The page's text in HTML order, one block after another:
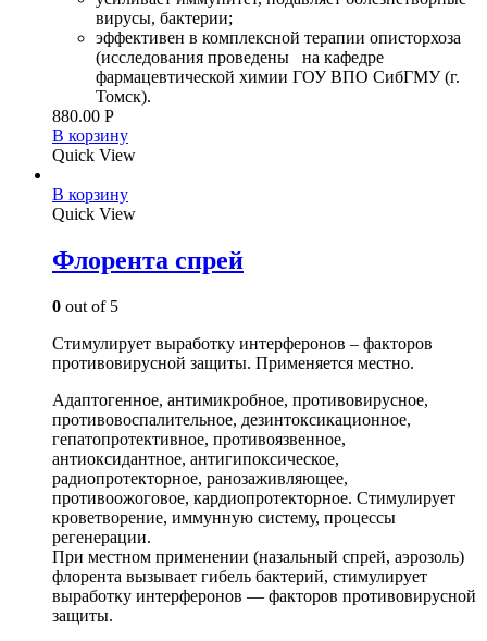
вирусы, бактерии;
эффективен в комплексной терапии описторхоза
(исследования проведены на кафедре
фармацевтической химии ГОУ ВПО СибГМУ (г.
Томск).
880.00 Р
В корзину
Quick View
В корзину
Quick View
Флорента спрей
0 out of 5
Стимулирует выработку интерферонов – факторов
противовирусной защиты. Применяется местно.
Адаптогенное, антимикробное, противовирусное,
противовоспалительное, дезинтоксикационное,
гепатопротективное, противоязвенное,
антиоксидантное, антигипоксическое,
радиопротекторное, ранозаживляющее,
противоожоговое, кардиопротекторное. Стимулирует
кроветворение, иммунную систему, процессы
регенерации.
При местном применении (назальный спрей, аэрозоль)
флорента вызывает гибель бактерий, стимулирует
выработку интерферонов — факторов противовирусной
защиты.